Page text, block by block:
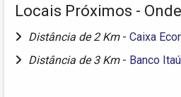
Locais Próximos -
Distância de 2 Km - Caixa
Distância de 3 Km - Banco Itaú